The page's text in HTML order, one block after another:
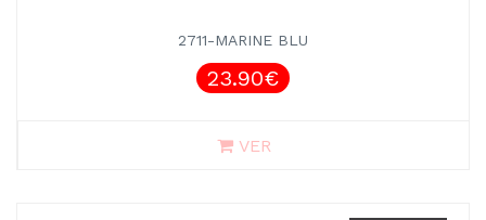
2711-MARINE BLU
23.90€
VER